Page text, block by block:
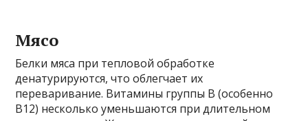
Мясо
Белки мяса при тепловой обработке
денатурируются, что облегчает их
переваривание. Витамины группы B (особенно
B12) несколько уменьшаются при длительном